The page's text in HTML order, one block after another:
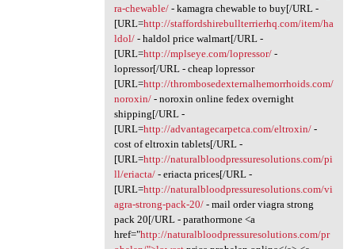
ra-chewable/- kamagra chewable to buy[/URL -
[URL=http://staffordshirebullterrierhq.com/item/ha
ldol/- haldol price walmart[/URL -
[URL=http://mplseye.com/lopressor/-
lopressor[/URL - cheap lopressor
[URL=http://thrombosedexternalhemorrhoids.com/
noroxin/- noroxin online fedex overnight
shipping[/URL -
[URL=http://advantagecarpetca.com/eltroxin/-
cost of eltroxin tablets[/URL -
[URL=http://naturalbloodpressuresolutions.com/pi
ll/eriacta/- eriacta prices[/URL -
[URL=http://naturalbloodpressuresolutions.com/vi
agra-strong-pack-20/- mail order viagra strong
pack 20[/URL - parathormone <a
href="http://naturalbloodpressuresolutions.com/pr